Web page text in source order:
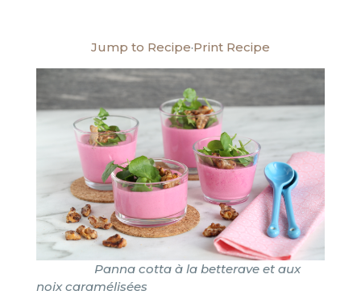
Jump to Recipe·Print Recipe
Panna cotta à la betterave et aux
noix caramélisées